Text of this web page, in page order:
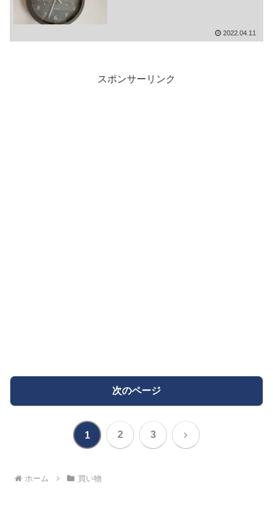
2022.04.11
スポンサーリンク
次のページ
1 2 3 次
ホーム 買い物